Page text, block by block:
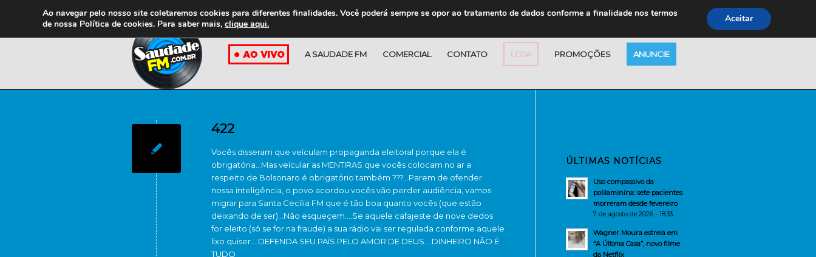
A SAUDADE FM COMERCIAL CONTATO LOJA PROMOÇÕES ANUNCIE
422
Vocês disseram que veículam propaganda eleitoral porque ela é
obrigatória…Mas veícular as MENTIRAS que vocês colocam no ar a
respeito de Bolsonaro é obrigatório também ???…Parem de ofender
nossa inteligência, o povo acordou vocês vão perder audiência, vamos
migrar para Santa Cecília FM que é tão boa quanto vocês (que estão
deixando de ser)…Não esqueçem….Se aquele cafajeste de nove dedos
for eleito (só se for na fraude) a sua rádio vai ser regulada conforme aquele
lixo quiser….DEFENDA SEU PAÍS PELO AMOR DE DEUS….DINHEIRO NÃO É
TUDO
ÚLTIMAS NOTÍCIAS
Uso compassivo da
polilaminina: sete pacientes
morreram desde fevereiro
7 de agosto de 2026 - 18:33
Wagner Moura estreia em
“A Última Casa”, novo filme
da Netflix
Ao navegar pelo nosso site coletaremos cookies para diferentes finalidades. Você poderá sempre se opor ao tratamento de dados conforme a finalidade nos termos
de nossa Política de cookies. Para saber mais, clique aqui. Aceitar